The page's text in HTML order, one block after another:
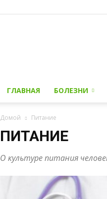
ГЛАВНАЯ БОЛЕЗНИ
Домой Питание
ПИТАНИЕ
О культуре питания